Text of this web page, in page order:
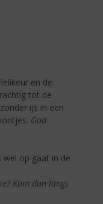
en de
tot de
ijs in een
God
wel op gaat in de
Kom dan langs